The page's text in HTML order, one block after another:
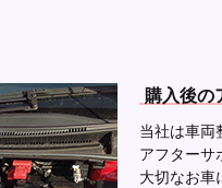
購入後の
当社は車両
アフターサ
大切なお車